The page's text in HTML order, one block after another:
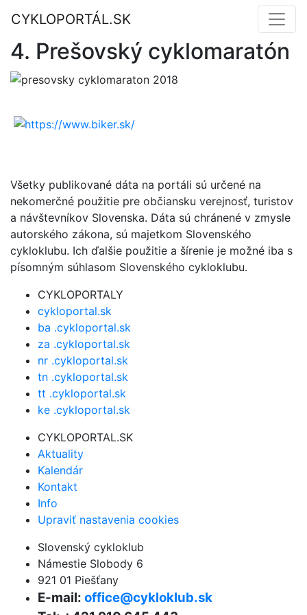
CYKLOPORTÁL.SK
4. Prešovský cyklomaratón
Všetky publikované dáta na portáli sú určené na
nekomerčné použitie pre občiansku verejnosť, turistov
a návštevníkov Slovenska. Dáta sú chránené v zmysle
autorského zákona, sú majetkom Slovenského
cykloklubu. Ich ďalšie použitie a šírenie je možné iba s
písomným súhlasom Slovenského cykloklubu.
CYKLOPORTALY
cykloportal.sk
ba .cykloportal.sk
za .cykloportal.sk
nr .cykloportal.sk
tn .cykloportal.sk
tt .cykloportal.sk
ke .cykloportal.sk
CYKLOPORTAL.SK
Aktuality
Kalendár
Kontakt
Info
Upraviť nastavenia cookies
Slovenský cykloklub
Námestie Slobody 6
921 01 Piešťany
E-mail: office@cykloklub.sk